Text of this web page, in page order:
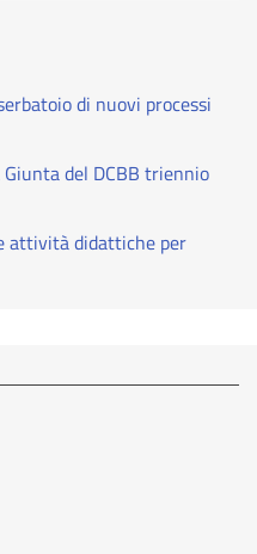
di nuovi processi
del DCBB triennio
attività didattiche per